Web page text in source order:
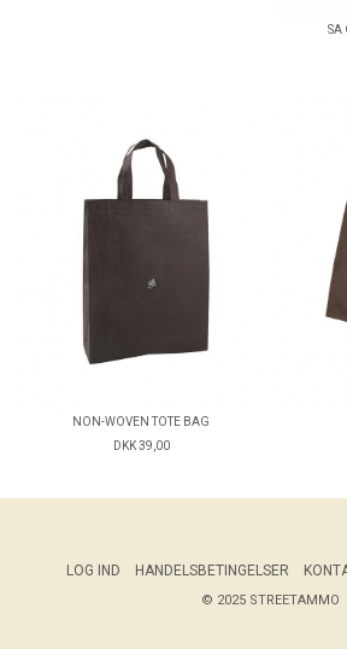
SA
NON-WOVEN TOTE BAG
DKK 39,00
LOG IND HANDELSBETINGELSER
© 2025 STREETAMMO